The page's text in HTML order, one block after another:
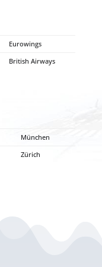
Eurowings
British Airways
München
Zürich